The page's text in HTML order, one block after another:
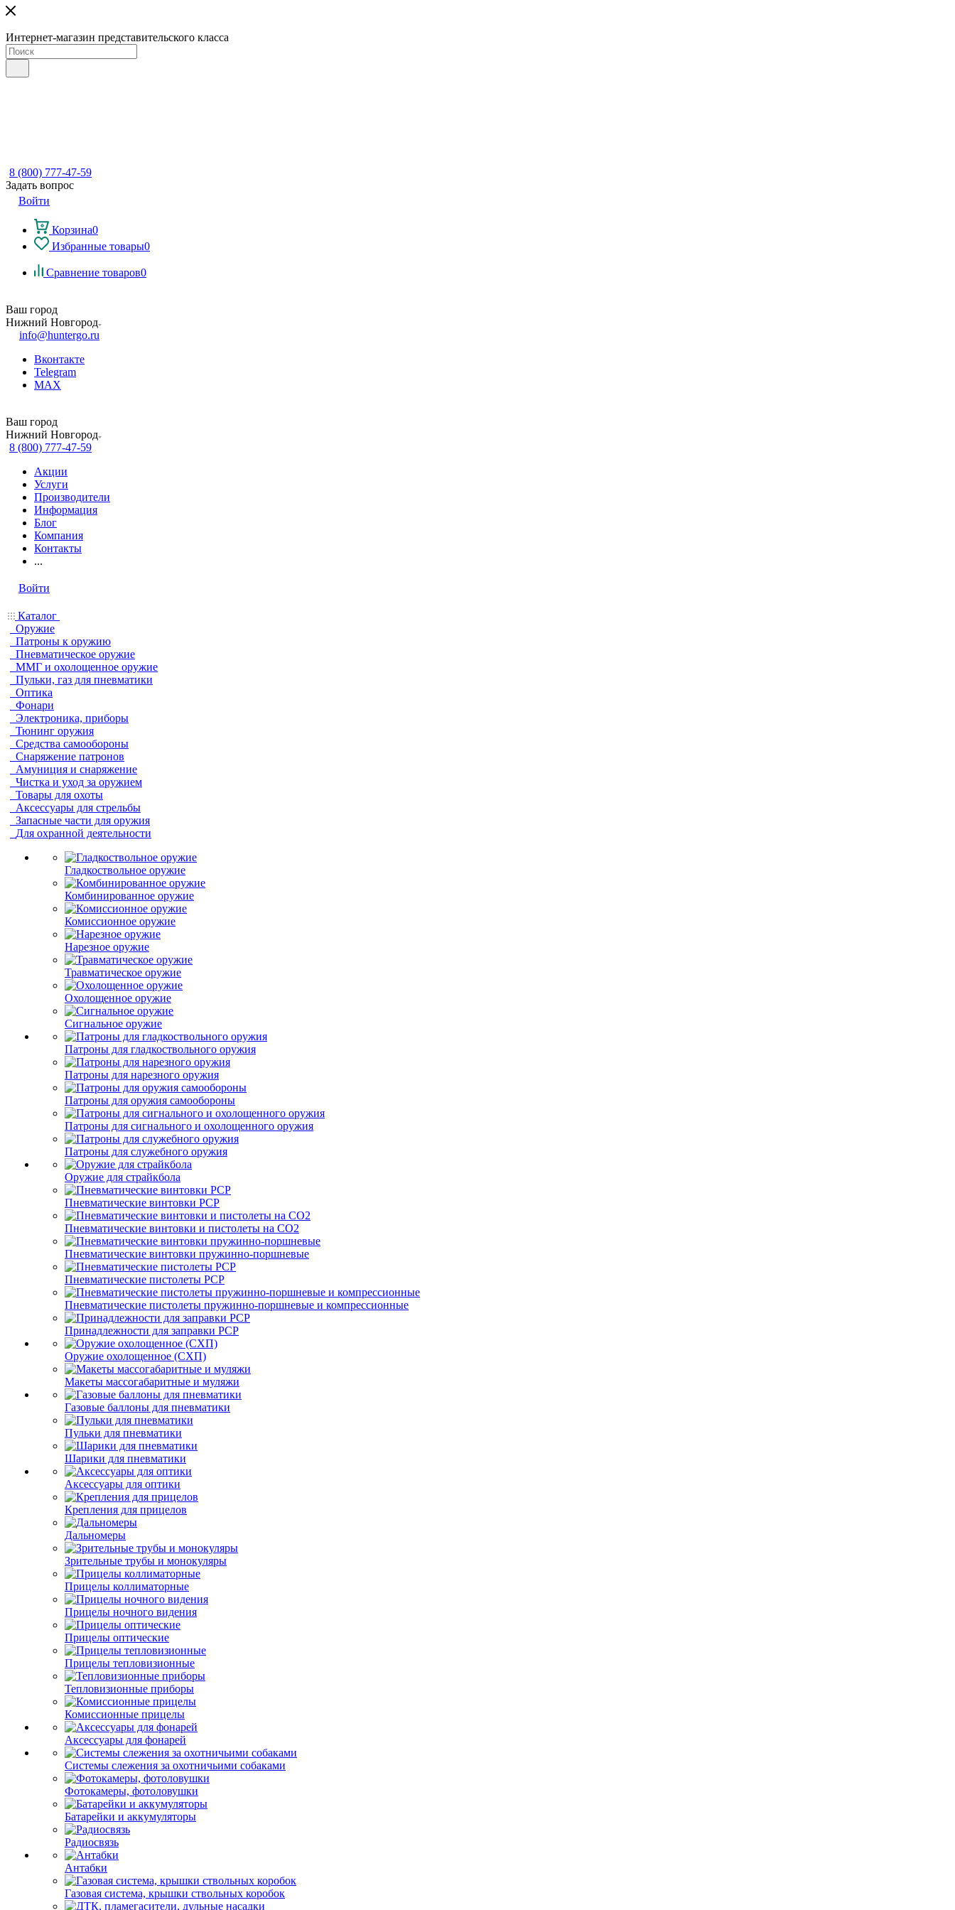
Интернет-магазин представительского класса
8 (800) 777-47-59
Задать вопрос
Войти
Корзина0
Избранные товары0
Сравнение товаров0
Ваш город
Нижний Новгород
info@huntergo.ru
Вконтакте
Telegram
MAX
Ваш город
Нижний Новгород
8 (800) 777-47-59
Акции
Услуги
Производители
Информация
Блог
Компания
Контакты
...
Войти
Каталог
Оружие
Патроны к оружию
Пневматическое оружие
ММГ и охолощенное оружие
Пульки, газ для пневматики
Оптика
Фонари
Электроника, приборы
Тюнинг оружия
Средства самообороны
Снаряжение патронов
Амуниция и снаряжение
Чистка и уход за оружием
Товары для охоты
Аксессуары для стрельбы
Запасные части для оружия
Для охранной деятельности
Гладкоствольное оружие
Комбинированное оружие
Комиссионное оружие
Нарезное оружие
Травматическое оружие
Охолощенное оружие
Сигнальное оружие
Патроны для гладкоствольного оружия
Патроны для нарезного оружия
Патроны для оружия самообороны
Патроны для сигнального и охолощенного оружия
Патроны для служебного оружия
Оружие для страйкбола
Пневматические винтовки PCP
Пневматические винтовки и пистолеты на CO2
Пневматические винтовки пружинно-поршневые
Пневматические пистолеты PCP
Пневматические пистолеты пружинно-поршневые и компрессионные
Принадлежности для заправки PCP
Оружие охолощенное (СХП)
Макеты массогабаритные и муляжи
Газовые баллоны для пневматики
Пульки для пневматики
Шарики для пневматики
Аксессуары для оптики
Крепления для прицелов
Дальномеры
Зрительные трубы и монокуляры
Прицелы коллиматорные
Прицелы ночного видения
Прицелы оптические
Прицелы тепловизионные
Тепловизионные приборы
Комиссионные прицелы
Аксессуары для фонарей
Системы слежения за охотничьими собаками
Фотокамеры, фотоловушки
Батарейки и аккумуляторы
Радиосвязь
Антабки
Газовая система, крышки ствольных коробок